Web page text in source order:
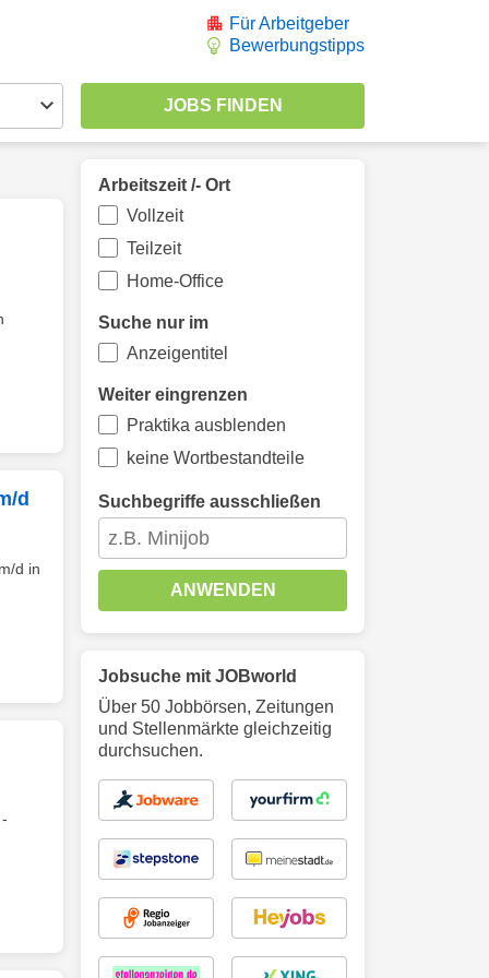
Für Arbeitgeber
Bewerbungstipps
d
d in
Arbeitszeit /- Ort
Vollzeit
Teilzeit
Home-Office
Suche nur im
Anzeigentitel
Weiter eingrenzen
Praktika ausblenden
keine Wortbestandteile
Suchbegriffe ausschließen
ANWENDEN
Jobsuche mit JOBworld
Über 50 Jobbörsen, Zeitungen
und Stellenmärkte gleichzeitig
durchsuchen.